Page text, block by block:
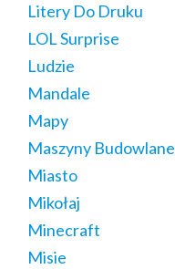
Litery Do Druku
LOL Surprise
Ludzie
Mandale
Mapy
Maszyny Budowlane
Miasto
Mikołaj
Minecraft
Misie